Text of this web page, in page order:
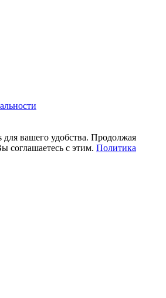
вашего удобства. Продолжая
соглашаетесь с этим. Политика